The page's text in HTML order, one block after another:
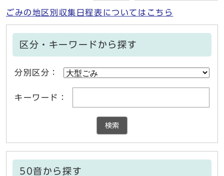
ごみの地区別収集日程表についてはこちら
区分・キーワードから探す
分別区分：
キーワード：
検索
50音から探す